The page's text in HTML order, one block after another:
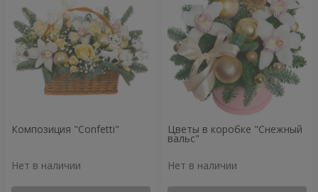
Композиция "Confetti"
Нет в наличии
Цветы в коробке "Снежный
вальс"
Нет в наличии